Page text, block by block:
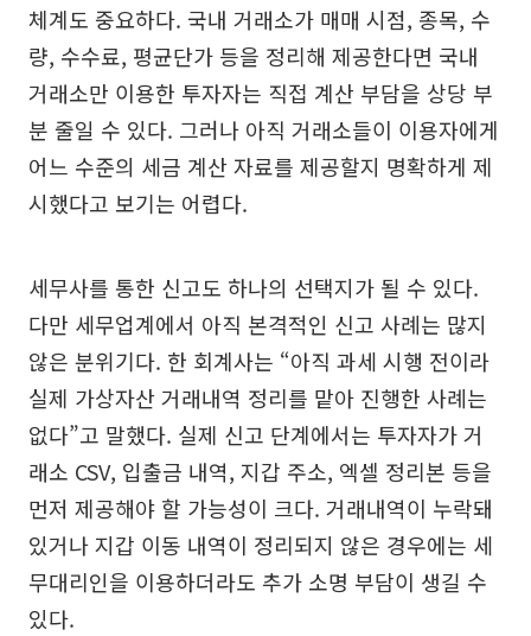
체계도 중요하다. 국내 거래소가 매매 시점, 종목, 수
량, 수수료, 평균단가 등을 정리해 제공한다면 국내
거래소만 이용한 투자자는 직접 계산 부담을 상당 부
분 줄일 수 있다. 그러나 아직 거래소들이 이용자에게
어느 수준의 세금 계산 자료를 제공할지 명확하게 제
시했다고 보기는 어렵다.
세무사를 통한 신고도 하나의 선택지가 될 수 있다.
다만 세무업계에서 아직 본격적인 신고 사례는 많지
않은 분위기다. 한 회계사는 “아직 과세 시행 전이라
실제 가상자산 거래내역 정리를 맡아 진행한 사례는
없다”고 말했다. 실제 신고 단계에서는 투자자가 거
래소 CSV, 입출금 내역, 지갑 주소, 엑셀 정리본 등을
먼저 제공해야 할 가능성이 크다. 거래내역이 누락돼
있거나 지갑 이동 내역이 정리되지 않은 경우에는 세
무대리인을 이용하더라도 추가 소명 부담이 생길 수
있다.